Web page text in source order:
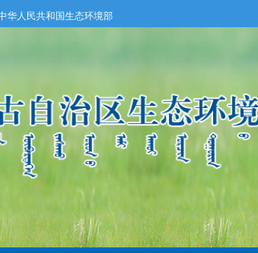
华人民共和国生态环境部